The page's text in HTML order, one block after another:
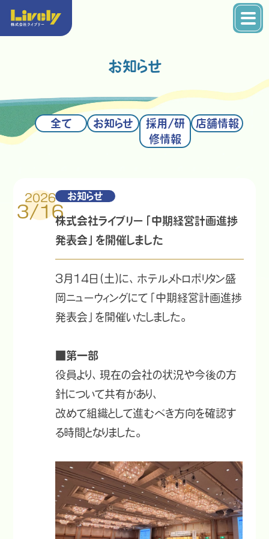
お知らせ
全て お知らせ
採用/研
修情報
店舗情報
2026
3/16
お知らせ
株式会社ライブリー「中期経営計画進捗
発表会」を開催しました
3月14日(土)に、ホテルメトロポリタン盛
岡ニューウィングにて「中期経営計画進捗
発表会」を開催いたしました。
■第一部
役員より、現在の会社の状況や今後の方
針について共有があり、
改めて組織として進むべき方向を確認す
る時間となりました。